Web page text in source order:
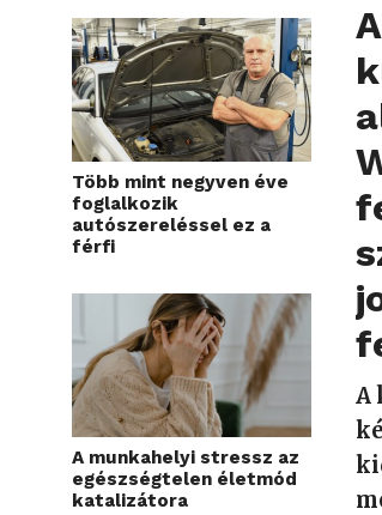
Több mint negyven éve
foglalkozik
autószereléssel ez a
férfi
A munkahelyi stressz az
egészségtelen életmód
katalizátora
A